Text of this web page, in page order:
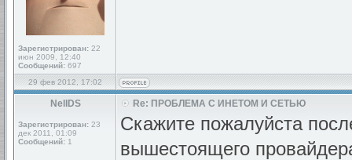
Зарегистрирован: 22
июн 2009, 12:40
Сообщений: 697
29 фев 2012, 17:02
NellDS
Зарегистрирован: 23
дек 2011, 01:09
Сообщений: 1
Re: ПРОБЛЕМА С ИНЕТОМ И СЕТЬЮ
Скажите пожалуйста
вышестоящего